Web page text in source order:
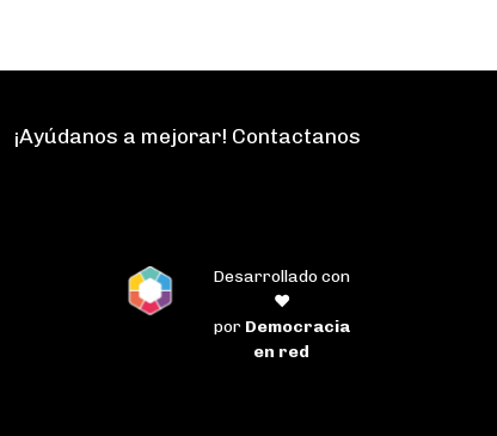
¡Ayúdanos a mejorar! Contactanos
Desarrollado con
❤️
por Democracia
en red